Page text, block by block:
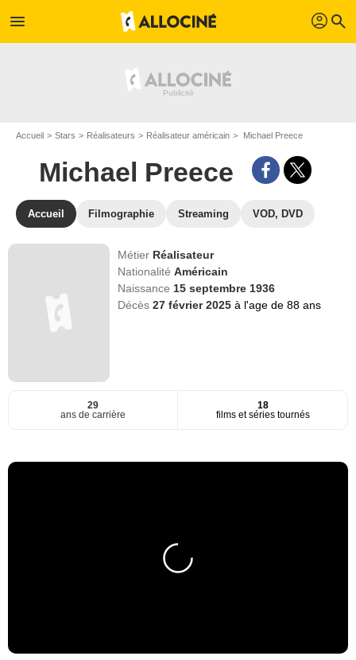
menu profil search
Accueil Stars Réalisateurs Réalisateur américain Michael Preece
Michael Preece
Accueil Filmographie Streaming VOD, DVD
Métier Réalisateur
NationalitéAméricain
Naissance 15 septembre 1936
Décès27 février 2025à l'age de 88 ans
29
ans de carrière
18
films et séries tournés